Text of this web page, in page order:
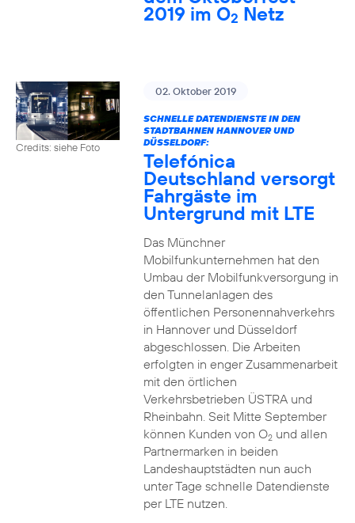
2019 im O2 Netz
Credits: siehe Foto
02. Oktober 2019
SCHNELLE DATENDIENSTE IN DEN
STADTBAHNEN HANNOVER UND
DÜSSELDORF:
Telefónica
Deutschland versorgt
Fahrgäste im
Untergrund mit LTE
Das Münchner
Mobilfunkunternehmen hat den
Umbau der Mobilfunkversorgung in
den Tunnelanlagen des
öffentlichen Personennahverkehrs
in Hannover und Düsseldorf
abgeschlossen. Die Arbeiten
erfolgten in enger Zusammenarbeit
mit den örtlichen
Verkehrsbetrieben ÜSTRA und
Rheinbahn. Seit Mitte September
können Kunden von O2und allen
Partnermarken in beiden
Landeshauptstädten nun auch
unter Tage schnelle Datendienste
per LTE nutzen.